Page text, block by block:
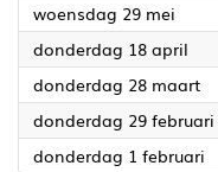
woensdag 29 mei
donderdag 18 april
donderdag 28 maart
donderdag 29 februari
donderdag 1 februari